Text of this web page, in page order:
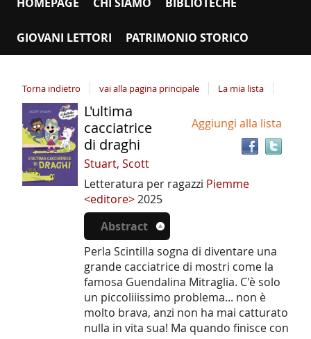
GIOVANI LETTORI PATRIMONIO STORICO
Torna indietro vai alla pagina principale La mia lista
Dettaglio
del
documento
Aggiungi alla lista
L'ultima
cacciatrice
di draghi
Stuart, Scott
Letteratura per ragazzi Piemme
<editore>2025
Abstract
Perla Scintilla sogna di diventare una
grande cacciatrice di mostri come la
famosa Guendalina Mitraglia. C'è solo
un piccoliiissimo problema... non è
molto brava, anzi non ha mai catturato
nulla in vita sua! Ma quando finisce con